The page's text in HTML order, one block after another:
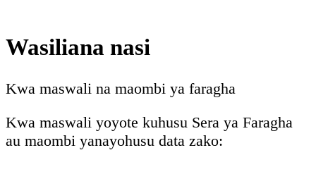
Wasiliana nasi
Kwa maswali na maombi ya faragha
Kwa maswali yoyote kuhusu Sera ya Faragha
au maombi yanayohusu data zako: